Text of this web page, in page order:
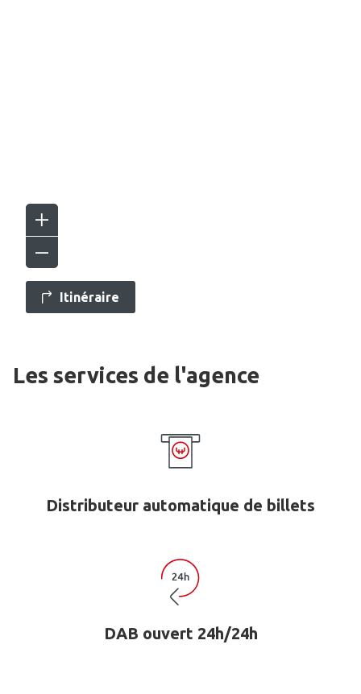
Itinéraire
Les services de l'agence
Distributeur automatique de billets
DAB ouvert 24h/24h